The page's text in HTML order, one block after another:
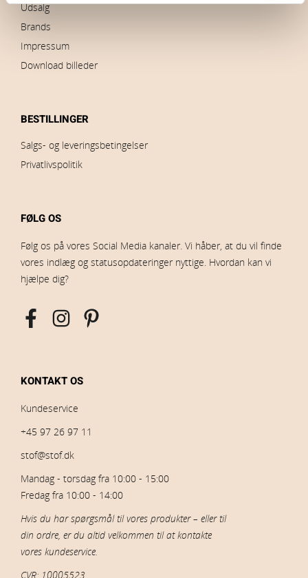
Udsalg
Brands
Impressum
Download billeder
BESTILLINGER
Salgs- og leveringsbetingelser
Privatlivspolitik
FØLG OS
Følg os på vores Social Media kanaler. Vi håber, at du vil finde
vores indlæg og statusopdateringer nyttige. Hvordan kan vi
hjælpe dig?
KONTAKT OS
Kundeservice
+45 97 26 97 11
stof@stof.dk
Mandag - torsdag fra 10:00 - 15:00
Fredag fra 10:00 - 14:00
Hvis du har spørgsmål til vores produkter – eller til
din ordre, er du altid velkommen til at kontakte
vores kundeservice.
CVR: 10005523